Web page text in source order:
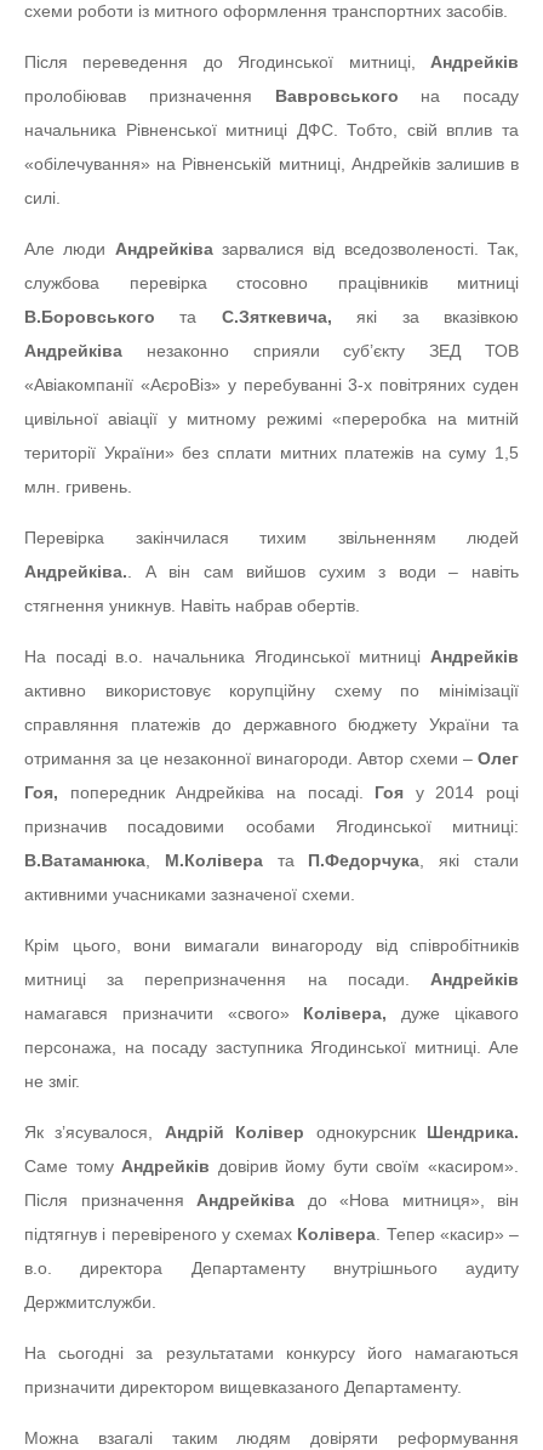
схеми роботи із митного оформлення транспортних засобів.
Після переведення до Ягодинської митниці, Андрейків
пролобіював призначення Вавровського на посаду
начальника Рівненської митниці ДФС. Тобто, свій вплив та
«обілечування» на Рівненській митниці, Андрейків залишив в
силі.
Але люди Андрейківазарвалися від вседозволеності. Так,
службова перевірка стосовно працівників митниці
В.Боровськогота С.Зяткевича, які за вказівкою
Андрейківа незаконно сприяли суб’єкту ЗЕД ТОВ
«Авіакомпанії «АєроВіз» у перебуванні 3-х повітряних суден
цивільної авіації у митному режимі «переробка на митній
території України» без сплати митних платежів на суму 1,5
млн. гривень.
Перевірка закінчилася тихим звільненням людей
Андрейківа.. А він сам вийшов сухим з води – навіть
стягнення уникнув. Навіть набрав обертів.
На посаді в.о. начальника Ягодинської митниці Андрейків
активно використовує корупційну схему по мінімізації
справляння платежів до державного бюджету України та
отримання за це незаконної винагороди. Автор схеми – Олег
Гоя, попередник Андрейківа на посаді. Гоя у 2014 році
призначив посадовими особами Ягодинської митниці:
В.Ватаманюка, М.Коліверата П.Федорчука, які стали
активними учасниками зазначеної схеми.
Крім цього, вони вимагали винагороду від співробітників
митниці за перепризначення на посади. Андрейків
намагався призначити «свого» Колівера,дуже цікавого
персонажа, на посаду заступника Ягодинської митниці. Але
не зміг.
Як з’ясувалося, Андрій Колівер однокурсник Шендрика.
Саме томуАндрейків довірив йому бути своїм «касиром».
Після призначення Андрейківа до «Нова митниця», він
підтягнув і перевіреного у схемах Колівера. Тепер «касир» –
в.о. директора Департаменту внутрішнього аудиту
Держмитслужби.
На сьогодні за результатами конкурсу його намагаються
призначити директором вищевказаного Департаменту.
Можна взагалі таким людям довіряти реформування